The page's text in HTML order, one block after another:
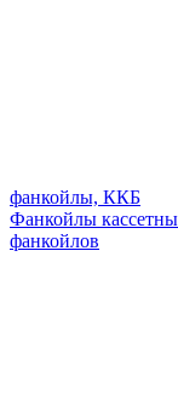
фанкойлы, ККБ
Фанкойлы
фанкойлов